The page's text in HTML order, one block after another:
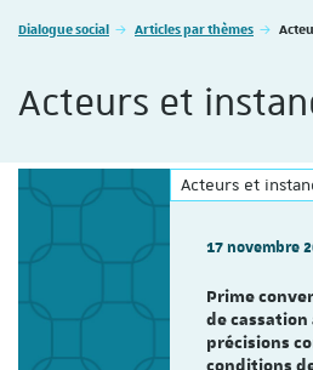
Vous êtes ici :
Dialogue social Articles par thèmes
Acteurs et
Acteurs et
17 novembre
Prime
de
précisions